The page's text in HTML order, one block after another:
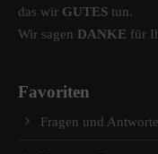
das wir GUTES tun.
Wir sagen DANKE für
Favoriten
Fragen und